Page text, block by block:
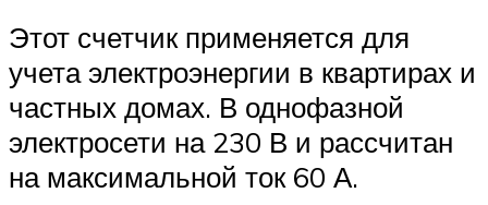
Этот счетчик применяется для
учета электроэнергии в квартирах и
частных домах. В однофазной
электросети на 230 В и рассчитан
на максимальной ток 60 А.